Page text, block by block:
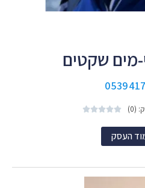
מים שקטים
(0)





העסק